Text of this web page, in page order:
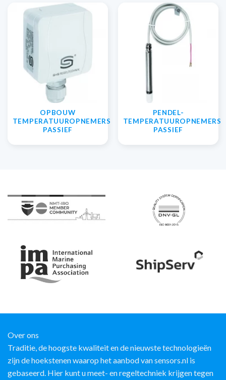
OPBOUW
TEMPERATUUROPNEMERS
PASSIEF
PENDEL-
TEMPERATUUROPNEMERS
PASSIEF
Over ons
Traditie, de hoogste kwaliteit en de nieuwste technologieën
zijn de hoekstenen waarop het aanbod van sensors.nl is
gebaseerd. Hier kunt u meet- en regeltechniek krijgen tegen